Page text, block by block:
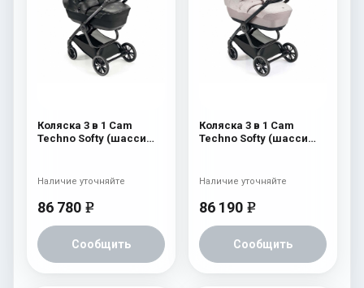
Коляска 3 в 1 Cam
Techno Softy (шасси
86 780 e
Сообщить
Наличие уточняйте
Коляска 3 в 1 Cam
Techno Softy (шасси
86 190 e
Сообщить
Наличие уточняйте